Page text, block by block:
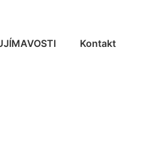
Kontakt